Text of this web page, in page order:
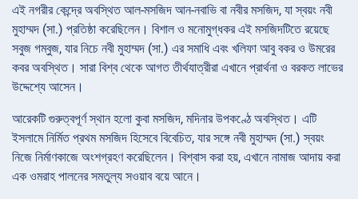
এই নগরীর কেন্দ্রে অবস্থিত আল-মসজিদ আন-নবাভি বা নবীর মসজিদ, যা স্বয়ং নবী
মুহাম্মদ (সা.) প্রতিষ্ঠা করেছিলেন। বিশাল ও মনোমুগ্ধকর এই মসজিদটিতে রয়েছে
সবুজ গম্বুজ, যার নিচে নবী মুহাম্মদ (সা.) এর সমাধি এবং খলিফা আবু বকর ও উমরের
কবর অবস্থিত। সারা বিশ্ব থেকে আগত তীর্থযাত্রীরা এখানে প্রার্থনা ও বরকত লাভের
উদ্দেশ্যে আসেন।
আরেকটি গুরুত্বপূর্ণ স্থান হলো কুবা মসজিদ, মদিনার উপকণ্ঠে অবস্থিত। এটি
ইসলামে নির্মিত প্রথম মসজিদ হিসেবে বিবেচিত, যার সঙ্গে নবী মুহাম্মদ (সা.) স্বয়ং
নিজে নির্মাণকাজে অংশগ্রহণ করেছিলেন। বিশ্বাস করা হয়, এখানে নামাজ আদায় করা
এক ওমরাহ পালনের সমতুল্য সওয়াব বয়ে আনে।